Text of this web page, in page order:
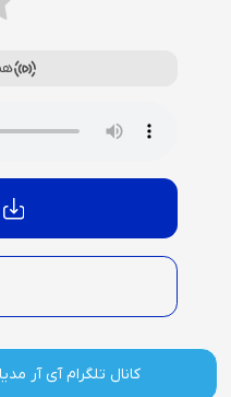
کانال تلگرام آی آر مدیا